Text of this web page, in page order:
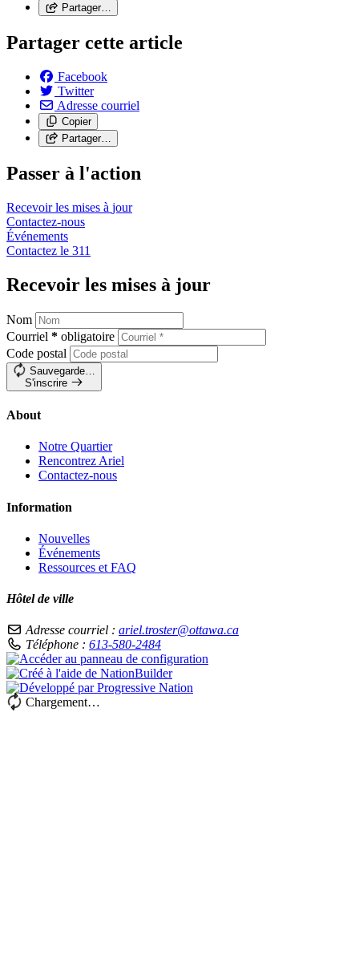
Partager…
Partager cette article
Facebook
Twitter
Adresse courriel
Copier
Partager…
Passer à l'action
Recevoir les mises à jour
Contactez-nous
Événements
Contactez le 311
Recevoir les mises à jour
Nom
Courriel * obligatoire
Code postal
Sauvegarde…
S'inscrire
About
Notre Quartier
Rencontrez Ariel
Contactez-nous
Information
Nouvelles
Événements
Ressources et FAQ
Hôtel de ville
Adresse courriel : ariel.troster@ottawa.ca
Téléphone : 613-580-2484
Chargement…